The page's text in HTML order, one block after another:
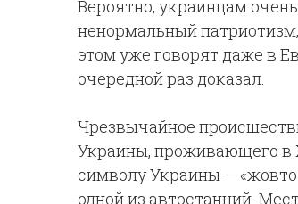
Вероятно, украинцам
ненормальный
этом уже говорят даже в
очередной раз доказал.
Чрезвычайное
Украины, проживающего в
символу Украины —
одной из автостанций.